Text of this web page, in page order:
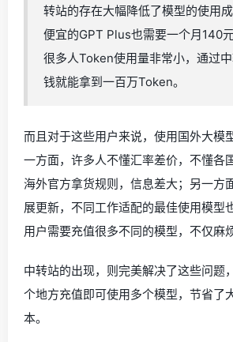
转站的存在大幅降低了模型的使用
便宜的GPT Plus也需要一个月140
很多人Token使用量非常小，通过
钱就能拿到一百万Token。
而且对于这些用户来说，使用国外大模
一方面，许多人不懂汇率差价，不懂各
海外官方拿货规则，信息差大；另一方
展更新，不同工作适配的最佳使用模型
用户需要充值很多不同的模型，不仅麻
中转站的出现，则完美解决了这些问题
个地方充值即可使用多个模型，节省了
本。